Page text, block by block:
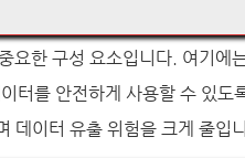
요한 구성 요소입니다. 여기에
터를 안전하게 사용할 수 있도
데이터 유출 위험을 크게 줄입